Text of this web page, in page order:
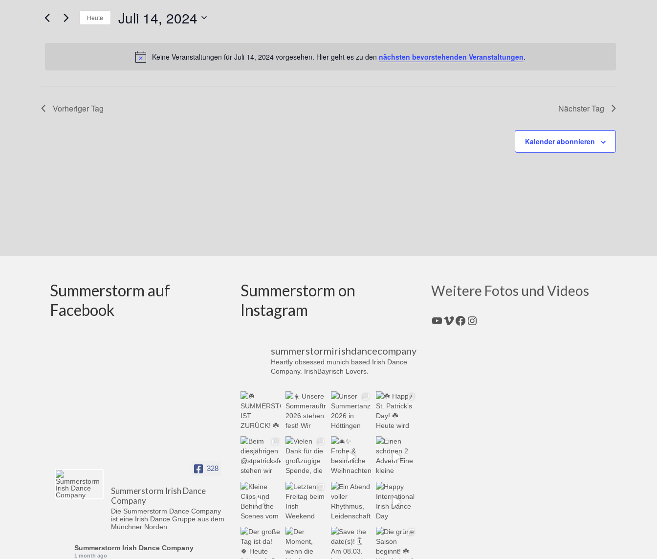
Juli
14,
Notice
Keine Veranstaltungen für Juli 14, 2024 vorgesehen. Hier geht es zu den nächsten bevorstehenden Veranstaltungen.
und
Ansichten,
VeranstaltungenHeute Juli 14, 2024
Vorheriger Tag Nächster Tag
Kalender abonnieren
Summerstorm auf
Facebook
328
Summerstorm Irish Dance
Company
Die Summerstorm Dance Company
ist eine Irish Dance Gruppe aus dem
Münchner Norden.
Summerstorm Irish Dance Company
1 month ago
Summerstorm on
Instagram
summerstormirishdancecompany
Heartly obsessed munich based Irish Dance
Company. IrishBayrisch Lovers.
Weitere Fotos und Videos
YouTube
Vimeo
Facebook
Instagram